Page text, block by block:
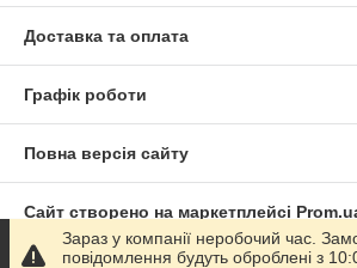
Доставка та оплата
Графік роботи
Повна версія сайту
Сайт створено на маркетплейсі
Зараз у компанії неробочий час.
повідомлення будуть оброблені з